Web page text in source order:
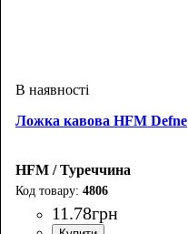
Ложка кавова HFM Defne
HFM / Туреччина
4806
11.78грн